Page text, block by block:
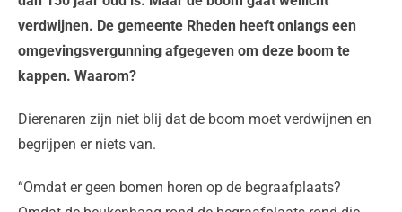
verdwijnen. De gemeente Rheden heeft onlangs een
omgevingsvergunning afgegeven om deze boom te
kappen. Waarom?
Dierenaren zijn niet blij dat de boom moet verdwijnen en
begrijpen er niets van.
“Omdat er geen bomen horen op de begraafplaats?